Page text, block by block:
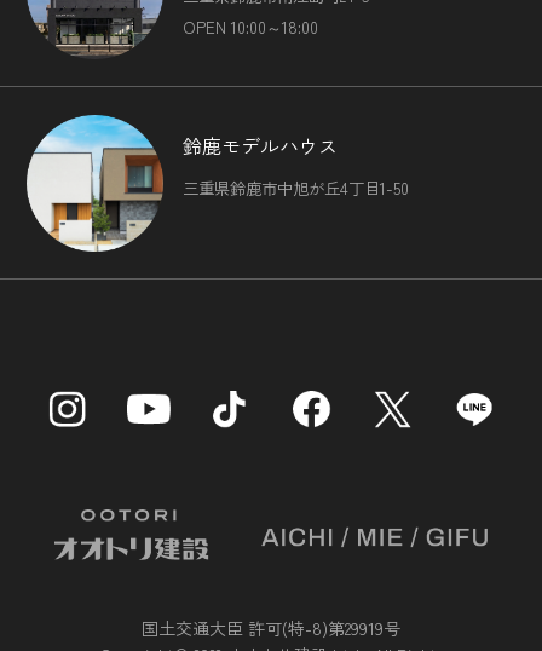
OPEN 10:00～18:00
鈴鹿モデルハウス
三重県鈴鹿市中旭が丘4丁目1-50
国土交通大臣 許可(特-8)第29919号